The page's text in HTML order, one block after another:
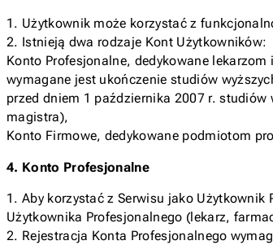
1. Użytkownik może korzystać z
2. Istnieją dwa rodzaje Kont Użytkowników:
Konto Profesjonalne, dedykowane
wymagane jest ukończenie studiów
przed dniem 1 października 2007 r.
magistra),
Konto Firmowe, dedykowane podmiotom
4. Konto Profesjonalne
1. Aby korzystać z Serwisu jako
Użytkownika Profesjonalnego (lekarz,
2. Rejestracja Konta Profesjonalnego